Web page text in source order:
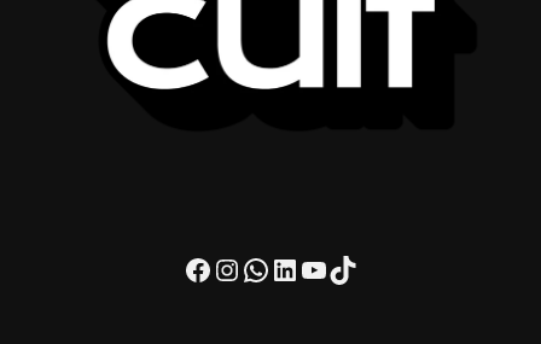
Facebook
Instagram
WhatsApp
LinkedIn
Youtube
TikTok